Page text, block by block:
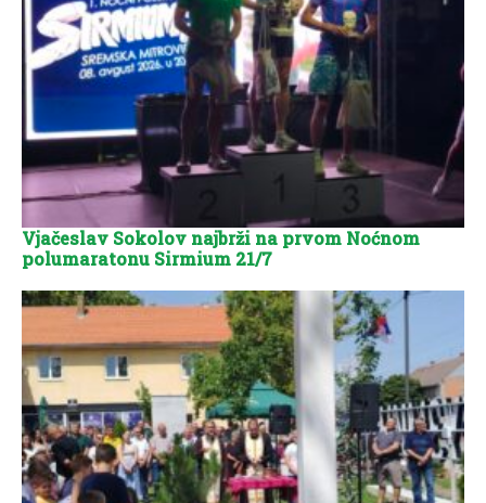
Vjačeslav Sokolov najbrži na prvom Noćnom
polumaratonu Sirmium 21/7